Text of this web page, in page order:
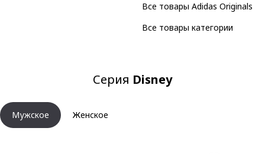
Все товары Adidas Originals
Все товары категории
Серия Disney
Мужское Женское